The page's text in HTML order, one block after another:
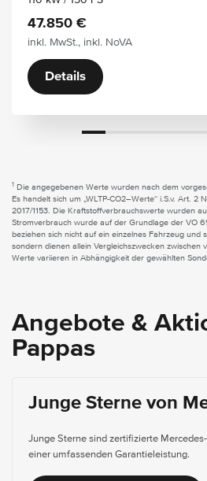
47.850 €
inkl. MwSt., inkl. NoVA
Details
1
Die angegebenen Werte wurden nach dem
Es handelt sich um „WLTP-CO2–Werte“ i.S.v. Art.
2017/1153. Die Kraftstoffverbrauchswerte wurden
Stromverbrauch wurde auf der Grundlage der VO
beziehen sich nicht auf ein einzelnes Fahrzeug und
sondern dienen allein Vergleichszwecken zwischen
Werte variieren in Abhängigkeit der gewählten
Angebote &
Pappas
Junge Sterne von
Junge Sterne sind zertifizierte
einer umfassenden Garantieleistung.